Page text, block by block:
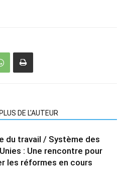
PLUS DE L'AUTEUR
du travail / Système des
: Une rencontre pour
les réformes en cours